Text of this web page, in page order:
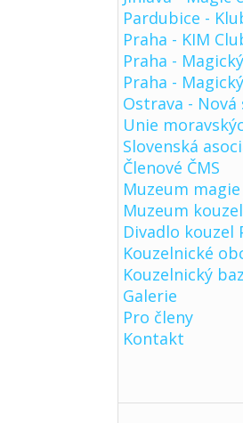
Pardubice -
Praha - KIM
Praha -
Praha -
Ostrava - Nová
Unie
Slovenská
Členové ČMS
Muzeum
Muzeum
Divadlo kouzel
Kouzelnické
Kouzelnický
Galerie
Pro členy
Kontakt